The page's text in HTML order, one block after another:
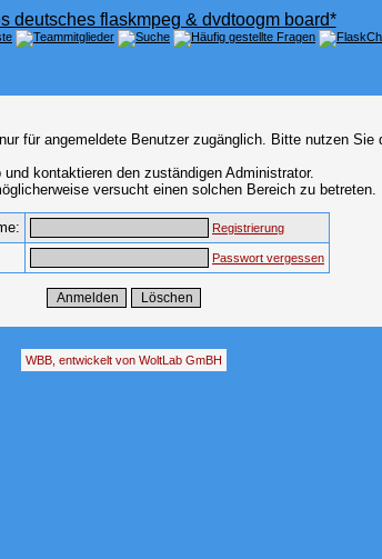
für angemeldete Benutzer zugänglich. Bitte nutzen
kontaktieren den zuständigen Administrator.
versucht einen solchen Bereich zu betreten.
Registrierung
Passwort vergessen
WBB, entwickelt von WoltLab GmBH